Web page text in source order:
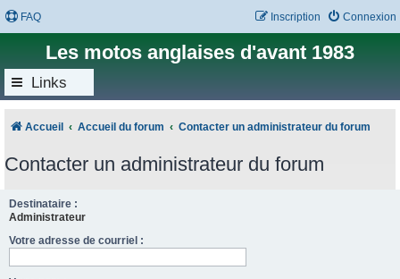
FAQ Connexion
Inscription
Les motos anglaises d'avant 1983
Links
Accueil Accueil du forum Contacter un administrateur du forum
Contacter un administrateur du forum
Destinataire :
Administrateur
Votre adresse de courriel :